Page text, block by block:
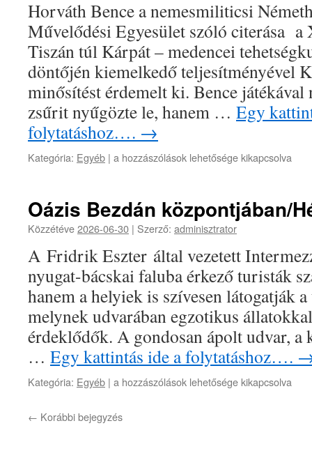
Horváth Bence a nemesmiliticsi
Művelődési Egyesület szóló citerása a
Tiszán túl Kárpát – medencei
döntőjén kiemelkedő
minősítést érdemelt ki. Bence játékával
zsűrit nyűgözte le, hanem … Egy
folytatáshoz…. →
Kategória: Egyéb | a hozzászólások lehetősége kikapcsolva
Oázis Bezdán központjában/
Közzétéve2026-06-30 | Szerző: adminisztrator
A Fridrik Eszter által vezetett
nyugat-bácskai faluba érkező turisták
hanem a helyiek is szívesen látogatják
melynek udvarában egzotikus
érdeklődők. A gondosan ápolt udvar, a
… Egy kattintás ide a folytatáshoz….
Kategória: Egyéb | a hozzászólások lehetősége kikapcsolva
← Korábbi bejegyzés